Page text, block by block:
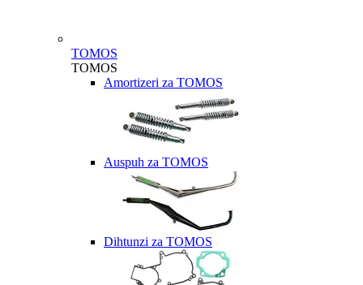
TOMOS
TOMOS
Amortizeri za TOMOS
Auspuh za TOMOS
Dihtunzi za TOMOS